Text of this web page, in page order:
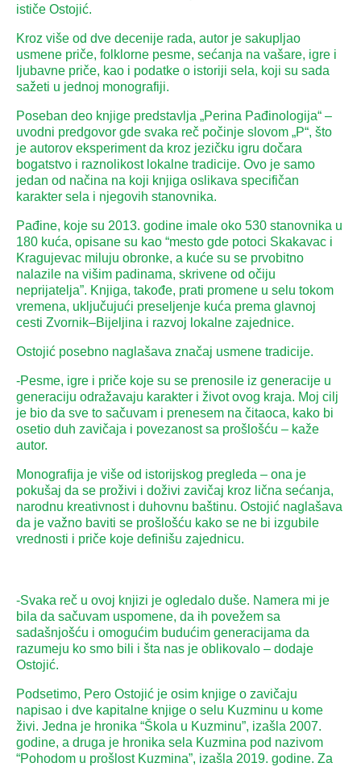
ističe Ostojić.
Kroz više od dve decenije rada, autor je sakupljao
usmene priče, folklorne pesme, sećanja na vašare, igre i
ljubavne priče, kao i podatke o istoriji sela, koji su sada
sažeti u jednoj monografiji.
Poseban deo knjige predstavlja „Perina Pađinologija“ –
uvodni predgovor gde svaka reč počinje slovom „P“, što
je autorov eksperiment da kroz jezičku igru dočara
bogatstvo i raznolikost lokalne tradicije. Ovo je samo
jedan od načina na koji knjiga oslikava specifičan
karakter sela i njegovih stanovnika.
Pađine, koje su 2013. godine imale oko 530 stanovnika u
180 kuća, opisane su kao “mesto gde potoci Skakavac i
Kragujevac miluju obronke, a kuće su se prvobitno
nalazile na višim padinama, skrivene od očiju
neprijatelja”. Knjiga, takođe, prati promene u selu tokom
vremena, uključujući preseljenje kuća prema glavnoj
cesti Zvornik–Bijeljina i razvoj lokalne zajednice.
Ostojić posebno naglašava značaj usmene tradicije.
-Pesme, igre i priče koje su se prenosile iz generacije u
generaciju odražavaju karakter i život ovog kraja. Moj cilj
je bio da sve to sačuvam i prenesem na čitaoca, kako bi
osetio duh zavičaja i povezanost sa prošlošću – kaže
autor.
Monografija je više od istorijskog pregleda – ona je
pokušaj da se proživi i doživi zavičaj kroz lična sećanja,
narodnu kreativnost i duhovnu baštinu. Ostojić naglašava
da je važno baviti se prošlošću kako se ne bi izgubile
vrednosti i priče koje definišu zajednicu.
-Svaka reč u ovoj knjizi je ogledalo duše. Namera mi je
bila da sačuvam uspomene, da ih povežem sa
sadašnjošću i omogućim budućim generacijama da
razumeju ko smo bili i šta nas je oblikovalo – dodaje
Ostojić.
Podsetimo, Pero Ostojić je osim knjige o zavičaju
napisao i dve kapitalne knjige o selu Kuzminu u kome
živi. Jedna je hronika “Škola u Kuzminu”, izašla 2007.
godine, a druga je hronika sela Kuzmina pod nazivom
“Pohodom u prošlost Kuzmina”, izašla 2019. godine. Za